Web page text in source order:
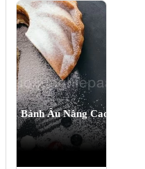
Bánh Âu Nâng Cao